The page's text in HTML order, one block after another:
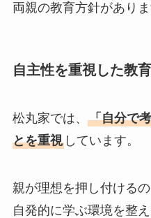
両親の教育方針がありま
自主性を重視した教
松丸家では、 「自分で
とを重視しています。
親が理想を押し付ける
自発的に学ぶ環境を整